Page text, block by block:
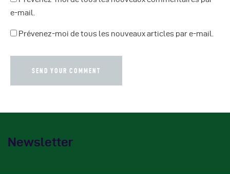
e-mail.
Prévenez-moi de tous les nouveaux articles par e-mail.
Newsletter